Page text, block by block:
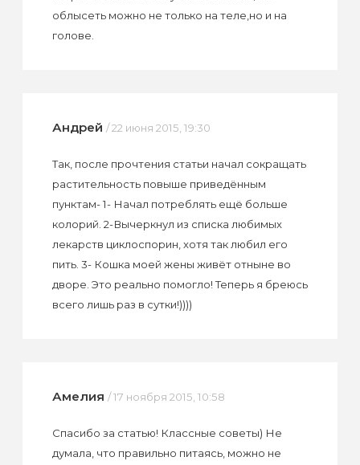
облысеть можно не только на теле,но и на
голове.
Андрей / 22 июня 2015, 19:30
Так, после прочтения статьи начал сокращать
растительность повыше приведённым
пунктам- 1- Начал потреблять ещё больше
колорий. 2-Вычеркнул из списка любимых
лекарств циклоспорин, хотя так любил его
пить. 3- Кошка моей жены живёт отныне во
дворе. Это реально помогло! Теперь я бреюсь
всего лишь раз в сутки!))))
Амелия / 17 ноября 2015, 10:58
Спасибо за статью! Классные советы) Не
думала, что правильно питаясь, можно не